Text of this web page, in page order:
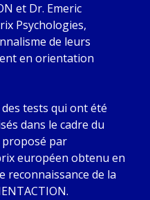
et Dr. Emeric
Psychologies,
de leurs
en orientation
tests qui ont été
dans le cadre du
proposé par
européen obtenu en
reconnaissance de la